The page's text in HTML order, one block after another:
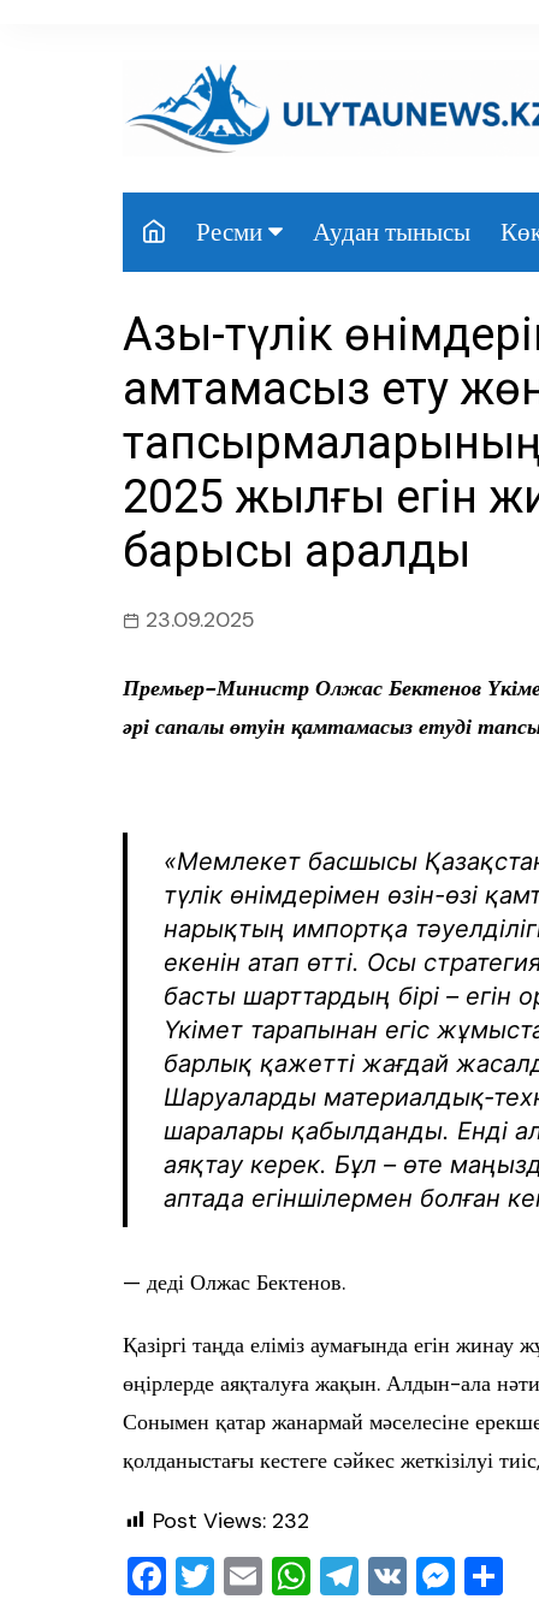
Ресми
Үкімет
Парламент
Облыс әкімдігі
Өңір басшылығы
Аудан тынысы
Азық-түлік
қамтамасыз ету
2025 жылғы егін
барысы қаралды
23.09.2025
Премьер-Министр Олжас Бектенов
әрі сапалы өтуін қамтамасыз етуді
«Мемлекет басшысы
түлік өнімдерімен өзін-өзі
нарықтың импортқа
екенін атап өтті. Осы
басты шарттардың бірі – егін
Үкімет тарапынан егіс
барлық қажетті жағдай
Шаруаларды материалдық-
шаралары қабылданды. Енді
аяқтау керек. Бұл – өте
аптада егіншілермен болған
— деді Олжас Бектенов.
Қазіргі таңда еліміз аумағында егін
өңірлерде аяқталуға жақын. Алдын-ала
Сонымен қатар жанармай мәселесіне
қолданыстағы кестеге сәйкес жеткізілуі
Post Views: 232
F T E W T V M